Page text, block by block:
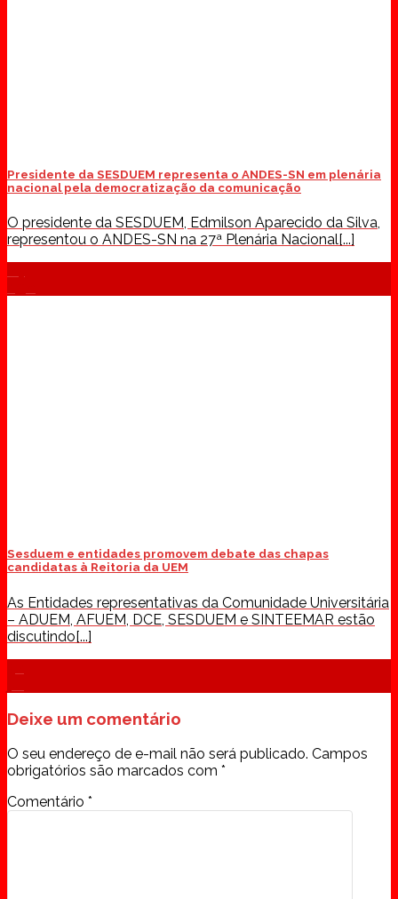
Presidente da SESDUEM representa o ANDES-SN em plenária
nacional pela democratização da comunicação
O presidente da SESDUEM, Edmilson Aparecido da Silva,
representou o ANDES-SN na 27ª Plenária Nacional[...]
Sesduem e entidades promovem debate das chapas
candidatas à Reitoria da UEM
As Entidades representativas da Comunidade Universitária
– ADUEM, AFUEM, DCE, SESDUEM e SINTEEMAR estão
discutindo[...]
Deixe um comentário
O seu endereço de e-mail não será publicado. Campos
obrigatórios são marcados com *
Comentário *